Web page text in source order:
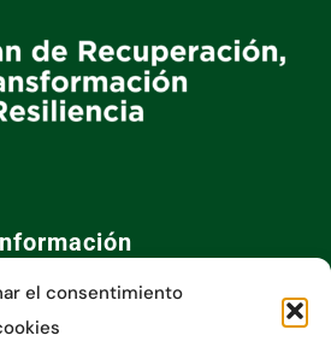
el consentimiento